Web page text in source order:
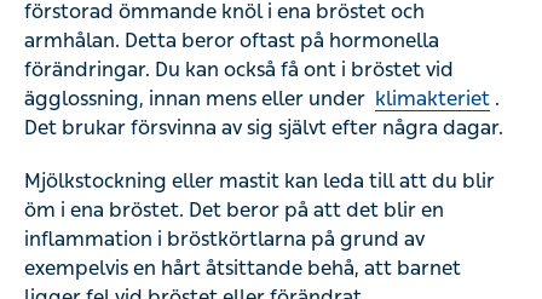
hormonella förändringar. Du kan också få ont i bröstet vid
ägglossning, innan mens eller under klimakteriet
brukar försvinna av sig självt efter några dagar.
Mjölkstockning eller mastit kan leda till att du blir öm i ena
bröstkörtlarna på grund av exempelvis en hårt åtsittande
behå, att barnet ligger fel vid bröstet eller förändrat
amningsmönster. Andra tecken kan vara hårda knölar i
bröstet, hudrodnad, svullna lymfkörtlar i armhålan eller